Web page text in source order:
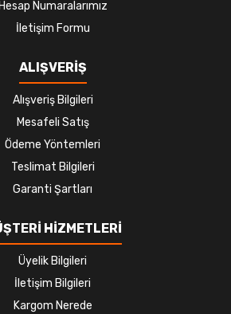
Hesap Numaralarımız
İletişim Formu
ALIŞVERİŞ
Alışveriş Bilgileri
Mesafeli Satış
Ödeme Yöntemleri
Teslimat Bilgileri
Garanti Şartları
HİZMETLERİ
Üyelik Bilgileri
İletişim Bilgileri
Kargom Nerede